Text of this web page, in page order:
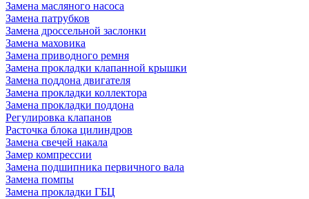
Замена масляного насоса
Замена патрубков
Замена дроссельной заслонки
Замена маховика
Замена приводного ремня
Замена прокладки клапанной крышки
Замена поддона двигателя
Замена прокладки коллектора
Замена прокладки поддона
Регулировка клапанов
Расточка блока цилиндров
Замена свечей накала
Замер компрессии
Замена подшипника первичного вала
Замена помпы
Замена прокладки ГБЦ